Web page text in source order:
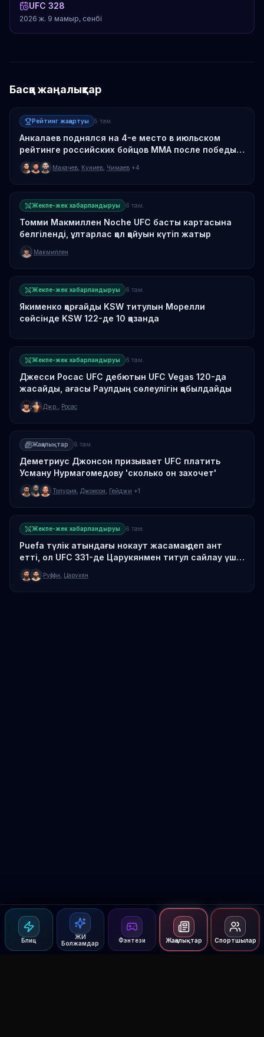
Блиц
ЖИ
Болжамдар
Фэнтези Жаңалықтар Спортшылар
UFC 328
2026 ж. 9 мамыр, сенбі
Басқа жаңалықтар
Рейтинг жаңартуы 5 там.
Анкалаев поднялся на 4-е место в июльском
рейтинге российских бойцов MMA после победы
над Гусковым
Махачев Куниев Чимаев +4
Жекпе-жек хабарландыруы 6 там.
Томми Макмиллен Noche UFC басты картасына
белгіленді, ұлтарлас қол қойуын күтіп жатыр
Макмиллен
Жекпе-жек хабарландыруы 6 там.
Якименко қорғайды KSW титулын Морелли
сөйсінде KSW 122-де 10 қазанда
Жекпе-жек хабарландыруы 6 там.
Джесси Росас UFC дебютын UFC Vegas 120-да
жасайды, ағасы Раулдың сөлеулігін қабылдайды
Джр. Росас
Жаңалықтар 6 там.
Деметриус Джонсон призывает UFC платить
Усману Нурмагомедову 'сколько он захочет'
Топурия Джонсон Гейджи +1
Жекпе-жек хабарландыруы 6 там.
Рuefa түлік атындағы нокаут жасамақ деп ант
етті, ол UFC 331-де Царукянмен титул сайлау үшін
дайындалып жатыр
Руффи Царукян